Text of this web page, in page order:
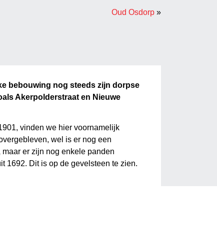
Oud Osdorp »
bebouwing nog steeds zijn dorpse
Akerpolderstraat en Nieuwe
vinden we hier voornamelijk
wel is er nog een
er zijn nog enkele panden
1692. Dit is op de gevelsteen te zien.